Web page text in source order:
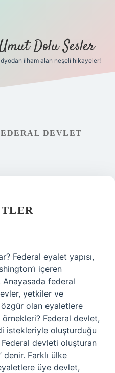
Umut Dolu Sesler
ilham alan neşeli hikayeler!
DEVLET
Federal eyalet yapısı,
içeren
Anayasada federal
yetkiler ve
olan eyaletlere
Federal devlet,
istekleriyle oluşturduğu
Federal devleti oluşturan
Farklı ülke
üye devlet,